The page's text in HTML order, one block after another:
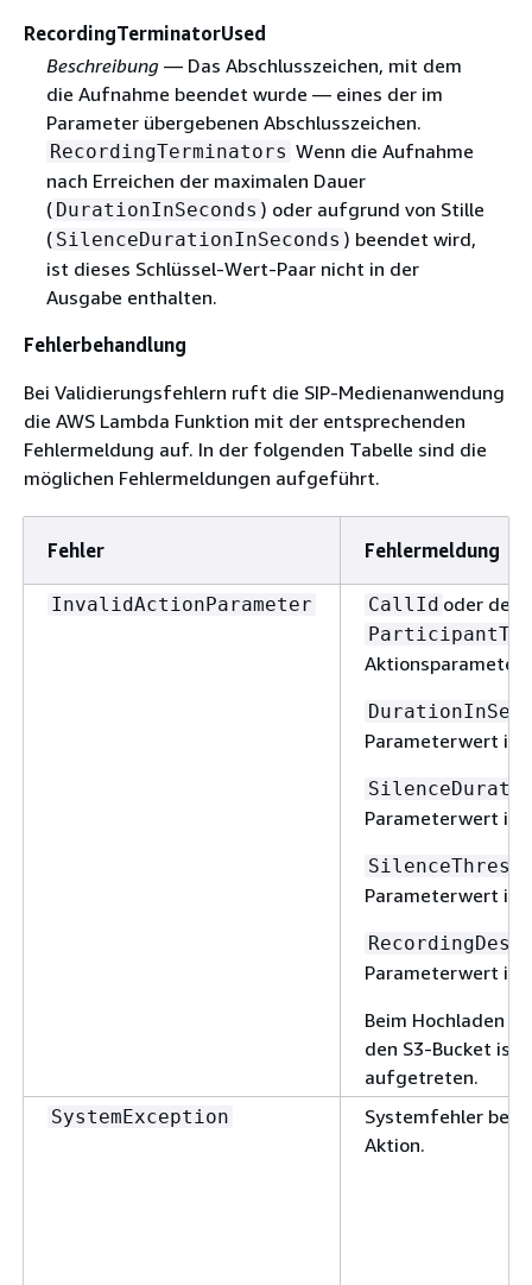
RecordingTerminatorUsed
Beschreibung— Das Abschlusszeichen, mit dem
die Aufnahme beendet wurde — eines der im
Parameter übergebenen Abschlusszeichen.
RecordingTerminators Wenn die Aufnahme
nach Erreichen der maximalen Dauer
( DurationInSeconds ) oder aufgrund von Stille
( SilenceDurationInSeconds ) beendet wird,
ist dieses Schlüssel-Wert-Paar nicht in der
Ausgabe enthalten.
Fehlerbehandlung
Bei Validierungsfehlern ruft die SIP-Medienanwendung
die AWS Lambda Funktion mit der entsprechenden
Fehlermeldung auf. In der folgenden Tabelle sind die
möglichen Fehlermeldungen aufgeführt.
Fehler Fehlermeldung
InvalidActionParameter CallId oder der
Aktionsparameter
Parameterwert ist
Parameterwert ist
Parameterwert ist
Parameterwert ist
Beim Hochladen
den S3-Bucket ist
aufgetreten.
SystemException
Systemfehler
Aktion.